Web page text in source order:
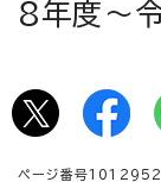
8年度～
ページ番号1012952